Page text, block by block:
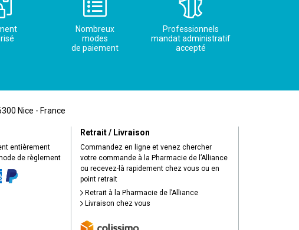
Nombreux
modes
de paiement
Professionnels
mandat administratif
accepté
Nice - France
entièrement
de règlement
Retrait / Livraison
Commandez en ligne et venez chercher
votre commande à la Pharmacie de l’Alliance
ou recevez-là rapidement chez vous ou en
point retrait
Retrait à la Pharmacie de l’Alliance
Livraison chez vous